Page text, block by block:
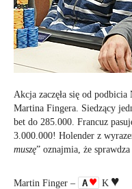
Akcja zaczęła się od
Martina Fingera. Siedzący
bet do 285.000. Francuz
3.000.000! Holender z
muszę” oznajmia, że
Martin Finger – A K